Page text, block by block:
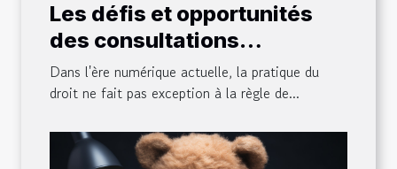
Les défis et opportunités
des consultations
juridiques virtuelles
Dans l'ère numérique actuelle, la pratique du
droit ne fait pas exception à la règle de...